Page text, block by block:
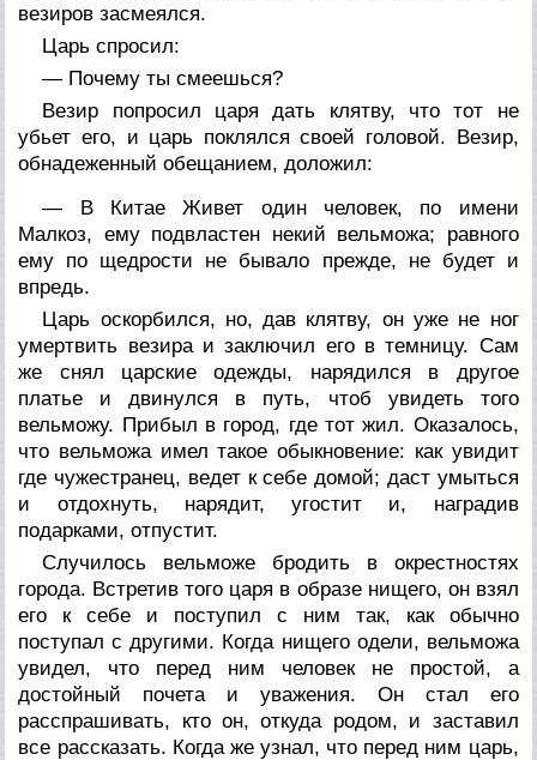
везиров засмеялся.
Царь спросил:
— Почему ты смеешься?
Везир попросил царя дать клятву, что тот не
убьет его, и царь поклялся своей головой. Везир,
обнадеженный обещанием, доложил:
— В Китае Живет один человек, по имени
Малкоз, ему подвластен некий вельможа; равного
ему по щедрости не бывало прежде, не будет и
впредь.
Царь оскорбился, но, дав клятву, он уже не ног
умертвить везира и заключил его в темницу. Сам
же снял царские одежды, нарядился в другое
платье и двинулся в путь, чтоб увидеть того
вельможу. Прибыл в город, где тот жил. Оказалось,
что вельможа имел такое обыкновение: как увидит
где чужестранец, ведет к себе домой; даст умыться
и отдохнуть, нарядит, угостит и, наградив
подарками, отпустит.
Случилось вельможе бродить в окрестностях
города. Встретив того царя в образе нищего, он взял
его к себе и поступил с ним так, как обычно
поступал с другими. Когда нищего одели, вельможа
увидел, что перед ним человек не простой, а
достойный почета и уважения. Он стал его
расспрашивать, кто он, откуда родом, и заставил
все рассказать. Когда же узнал, что перед ним царь,